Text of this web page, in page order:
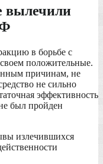
вылечили
в борьбе с
положительные.
причинам, не
не сильно
эффективность
был пройден
излечившихся